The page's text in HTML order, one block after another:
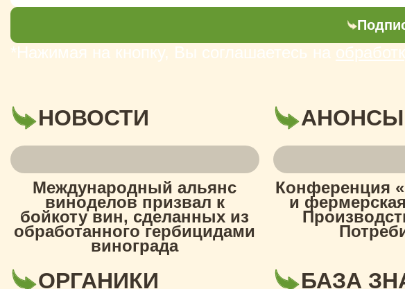
*Нажимая на кнопку, Вы соглашаетесь на
НОВОСТИ
Международный альянс
виноделов призвал к
бойкоту вин, сделанных из
обработанного гербицидами
винограда
АНОНСЫ
Конференция
и
ОРГАНИКИ БАЗА